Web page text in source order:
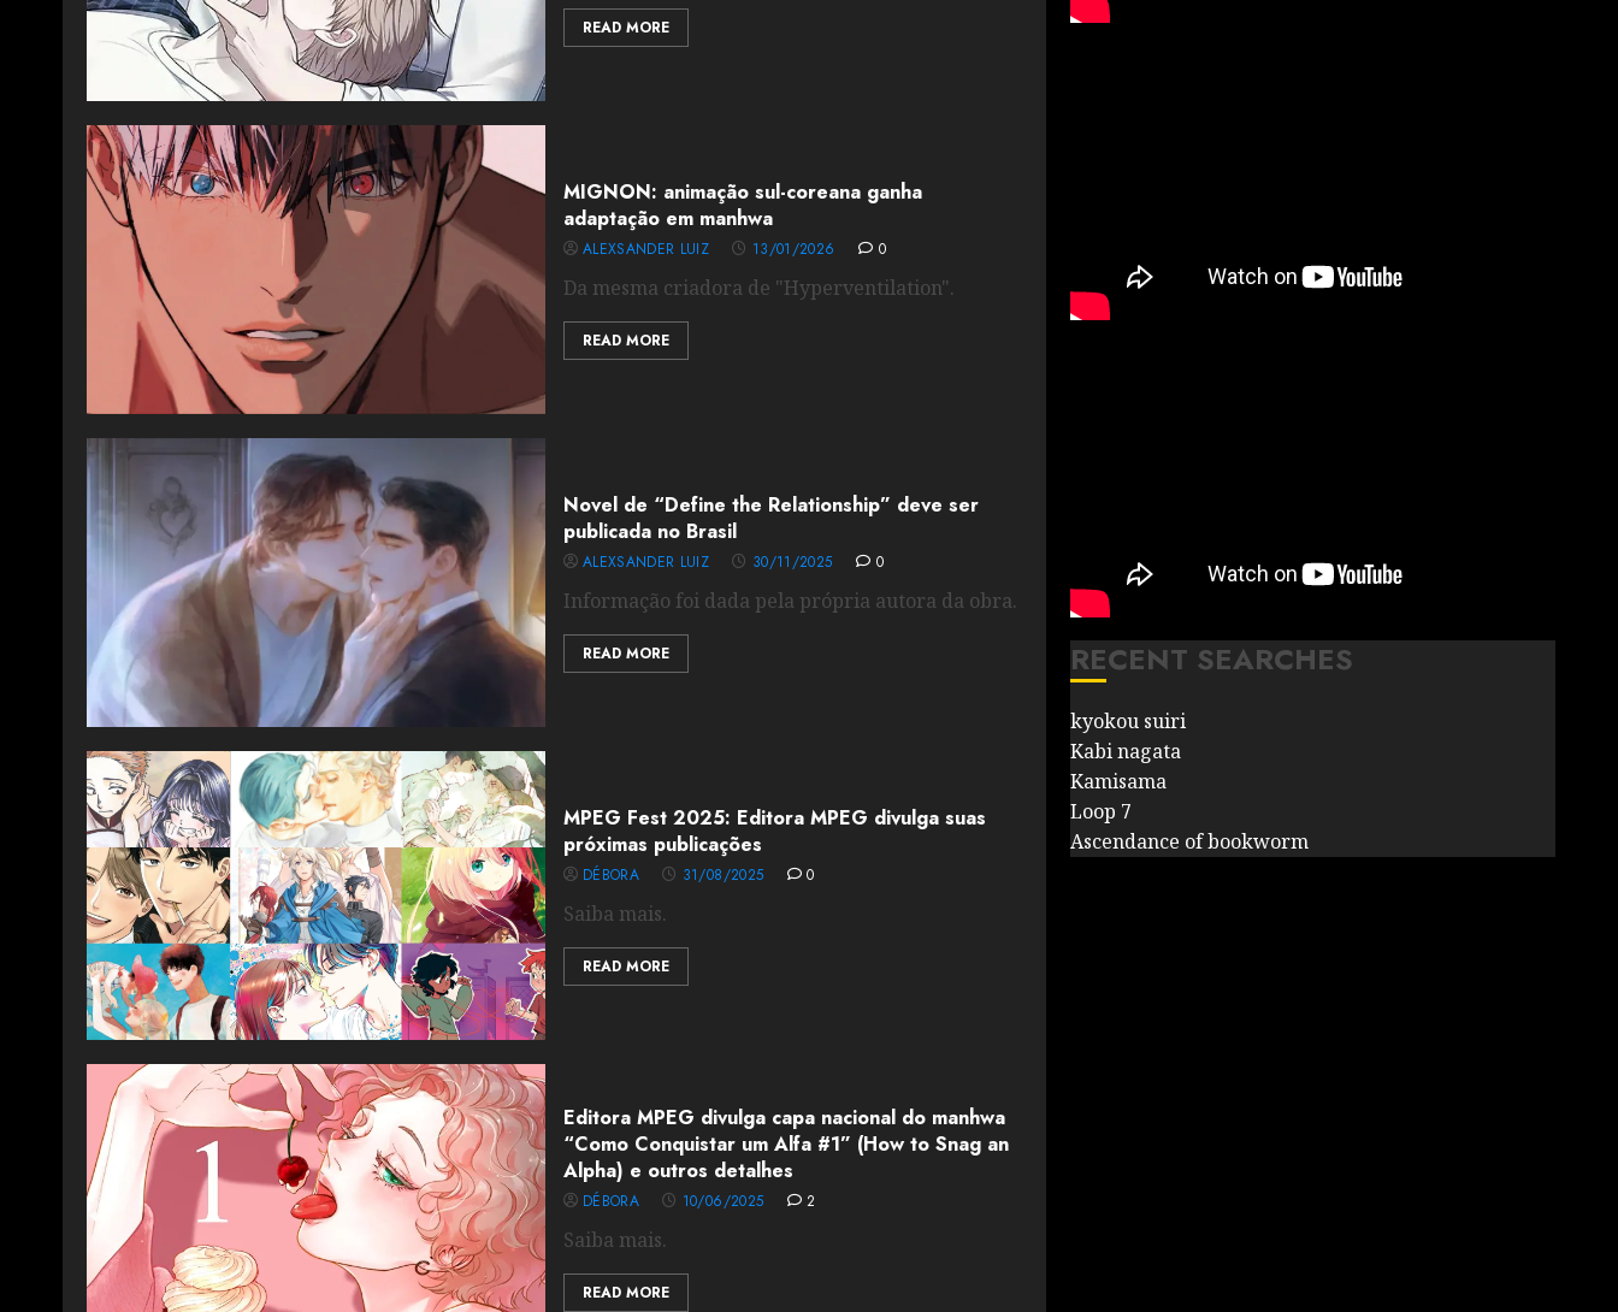
READ MORE
MIGNON: animação sul-coreana ganha
adaptação em manhwa
ALEXSANDER LUIZ 13/01/2026 0
Da mesma criadora de "Hyperventilation".
READ MORE
Novel de “Define the Relationship” deve ser
publicada no Brasil
ALEXSANDER LUIZ 30/11/2025 0
Informação foi dada pela própria autora da obra.
READ MORE
MPEG Fest 2025: Editora MPEG divulga suas
próximas publicações
DÉBORA 31/08/2025 0
Saiba mais.
READ MORE
Editora MPEG divulga capa nacional do manhwa
“Como Conquistar um Alfa #1” (How to Snag an
Alpha) e outros detalhes
DÉBORA 10/06/2025 2
Saiba mais.
READ MORE
RECENT SEARCHES
kyokou suiri
Kabi nagata
Kamisama
Loop 7
Ascendance of bookworm